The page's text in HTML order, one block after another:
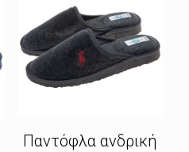
Παντόφλα ανδρική